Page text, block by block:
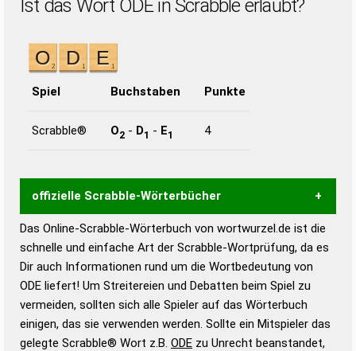
Ist das Wort ODE in Scrabble erlaubt?
Spiel Buchstaben Punkte
Scrabble® O2 - D1 - E1 4
offizielle Scrabble-Wörterbücher
Wortwurzel liefert mit Hilfe eines semantischen
Wortanalyse-Algorithmus gute Anhaltspunkte zu
Wortbedeutung, Worttrennung und Wortform, um die
Gültigkeit eines Wortes für das Scrabble-Spiel zu
bestimmen!
zugelassene Turnier Scrabble-
Wörterbücher sind:
Das Online-Scrabble-Wörterbuch von wortwurzel.de ist die
schnelle und einfache Art der Scrabble-Wortprüfung, da es
Dir auch Informationen rund um die Wortbedeutung von
ODE liefert! Um Streitereien und Debatten beim Spiel zu
vermeiden, sollten sich alle Spieler auf das Wörterbuch
einigen, das sie verwenden werden. Sollte ein Mitspieler das
gelegte Scrabble® Wort z.B. ODE zu Unrecht beanstandet,